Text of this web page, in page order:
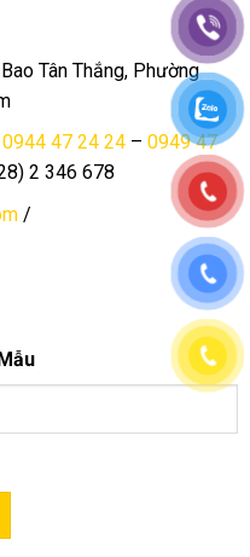
Tân Thắng, Phường
0944 47 24 24– 0949 47
2 346 678
/